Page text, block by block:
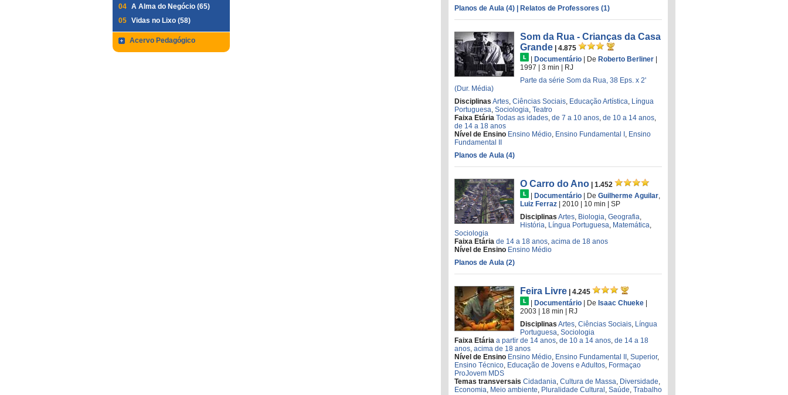
04 A Alma do Negócio (65)
05 Vidas no Lixo (58)
Acervo Pedagógico
Planos de Aula (4) | Relatos de Professores (1)
Som da Rua - Crianças da Casa
Grande | 4.875
| Documentário | De Roberto Berliner |
1997 | 3 min | RJ
Parte da série Som da Rua, 38 Eps. x 2'
(Dur. Média)
Disciplinas Artes Ciências Sociais Educação Artística Língua
Portuguesa Sociologia Teatro
Faixa Etária Todas as idades de 7 a 10 anos de 10 a 14 anos
de 14 a 18 anos
Nível de Ensino Ensino Médio Ensino Fundamental I Ensino
Fundamental II
Planos de Aula (4)
O Carro do Ano | 1.452
| Documentário | De Guilherme Aguilar
Luiz Ferraz | 2010 | 10 min | SP
Disciplinas Artes Biologia Geografia
História Língua Portuguesa Matemática
Sociologia
Faixa Etária de 14 a 18 anos acima de 18 anos
Nível de Ensino Ensino Médio
Planos de Aula (2)
Feira Livre | 4.245
| Documentário | De Isaac Chueke |
2003 | 18 min | RJ
Disciplinas Artes Ciências Sociais Língua
Portuguesa Sociologia
Faixa Etária a partir de 14 anos de 10 a 14 anos de 14 a 18
anos acima de 18 anos
Nível de Ensino Ensino Médio Ensino Fundamental II Superior,
Ensino Técnico Educação de Jovens e Adultos Formaçao
ProJovem MDS
Temas transversais Cidadania Cultura de Massa Diversidade
Economia Meio ambiente Pluralidade Cultural Saúde Trabalho